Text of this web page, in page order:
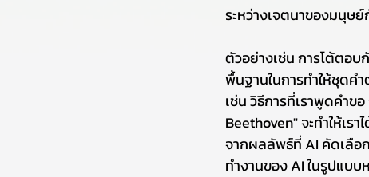
ระหว่างเจตนาของมนุษ
ตัวอย่างเช่น การโต้ตอบ
พื้นฐานในการทำให้ชุดค
เช่น วิธีการที่เราพูดคำข
Beethoven" จะทำให้เร
จากผลลัพธ์ที่ AI คัดเลือ
ทำงานของ AI ในรูปแบบ